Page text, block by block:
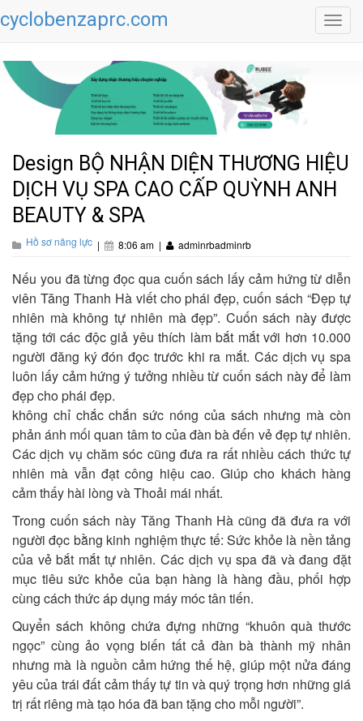
cyclobenzaprc.com
Design BỘ NHẬN DIỆN THƯƠNG HIỆU
DỊCH VỤ SPA CAO CẤP QUỲNH ANH
BEAUTY & SPA
Hồ sơ năng lực | 8:06 am | adminrbadminrb
Nếu you đã từng đọc qua cuốn sách lấy cảm hứng từ diễn
viên Tăng Thanh Hà viết cho phái đẹp, cuốn sách “Đẹp tự
nhiên mà không tự nhiên mà đẹp”. Cuốn sách này được
tặng tới các độc giả yêu thích làm bắt mắt với hơn 10.000
người đăng ký đón đọc trước khi ra mắt. Các dịch vụ spa
luôn lấy cảm hứng ý tưởng nhiều từ cuốn sách này để làm
đẹp cho phái đẹp.
không chỉ chắc chắn sức nóng của sách nhưng mà còn
phản ánh mối quan tâm to của đàn bà đến vẻ đẹp tự nhiên.
Các dịch vụ chăm sóc cũng đưa ra rất nhiều cách thức tự
nhiên mà vẫn đạt công hiệu cao. Giúp cho khách hàng
cảm thấy hài lòng và Thoải mái nhất.
Trong cuốn sách này Tăng Thanh Hà cũng đã đưa ra với
người đọc bằng kinh nghiệm thực tế: Sức khỏe là nền tảng
của vẻ bắt mắt tự nhiên. Các dịch vụ spa đã và đang đặt
mục tiêu sức khỏe của bạn hàng là hàng đầu, phối hợp
cùng cách thức áp dụng máy móc tân tiến.
Quyển sách không chứa đựng những “khuôn quà thước
ngọc” cùng ảo vọng biến tất cả đàn bà thành mỹ nhân
nhưng mà là nguồn cảm hứng thế hệ, giúp một nửa đáng
yêu của trái đất cảm thấy tự tin và quý trọng hơn những giá
trị rất riêng mà tạo hóa đã ban tặng cho mỗi người”.